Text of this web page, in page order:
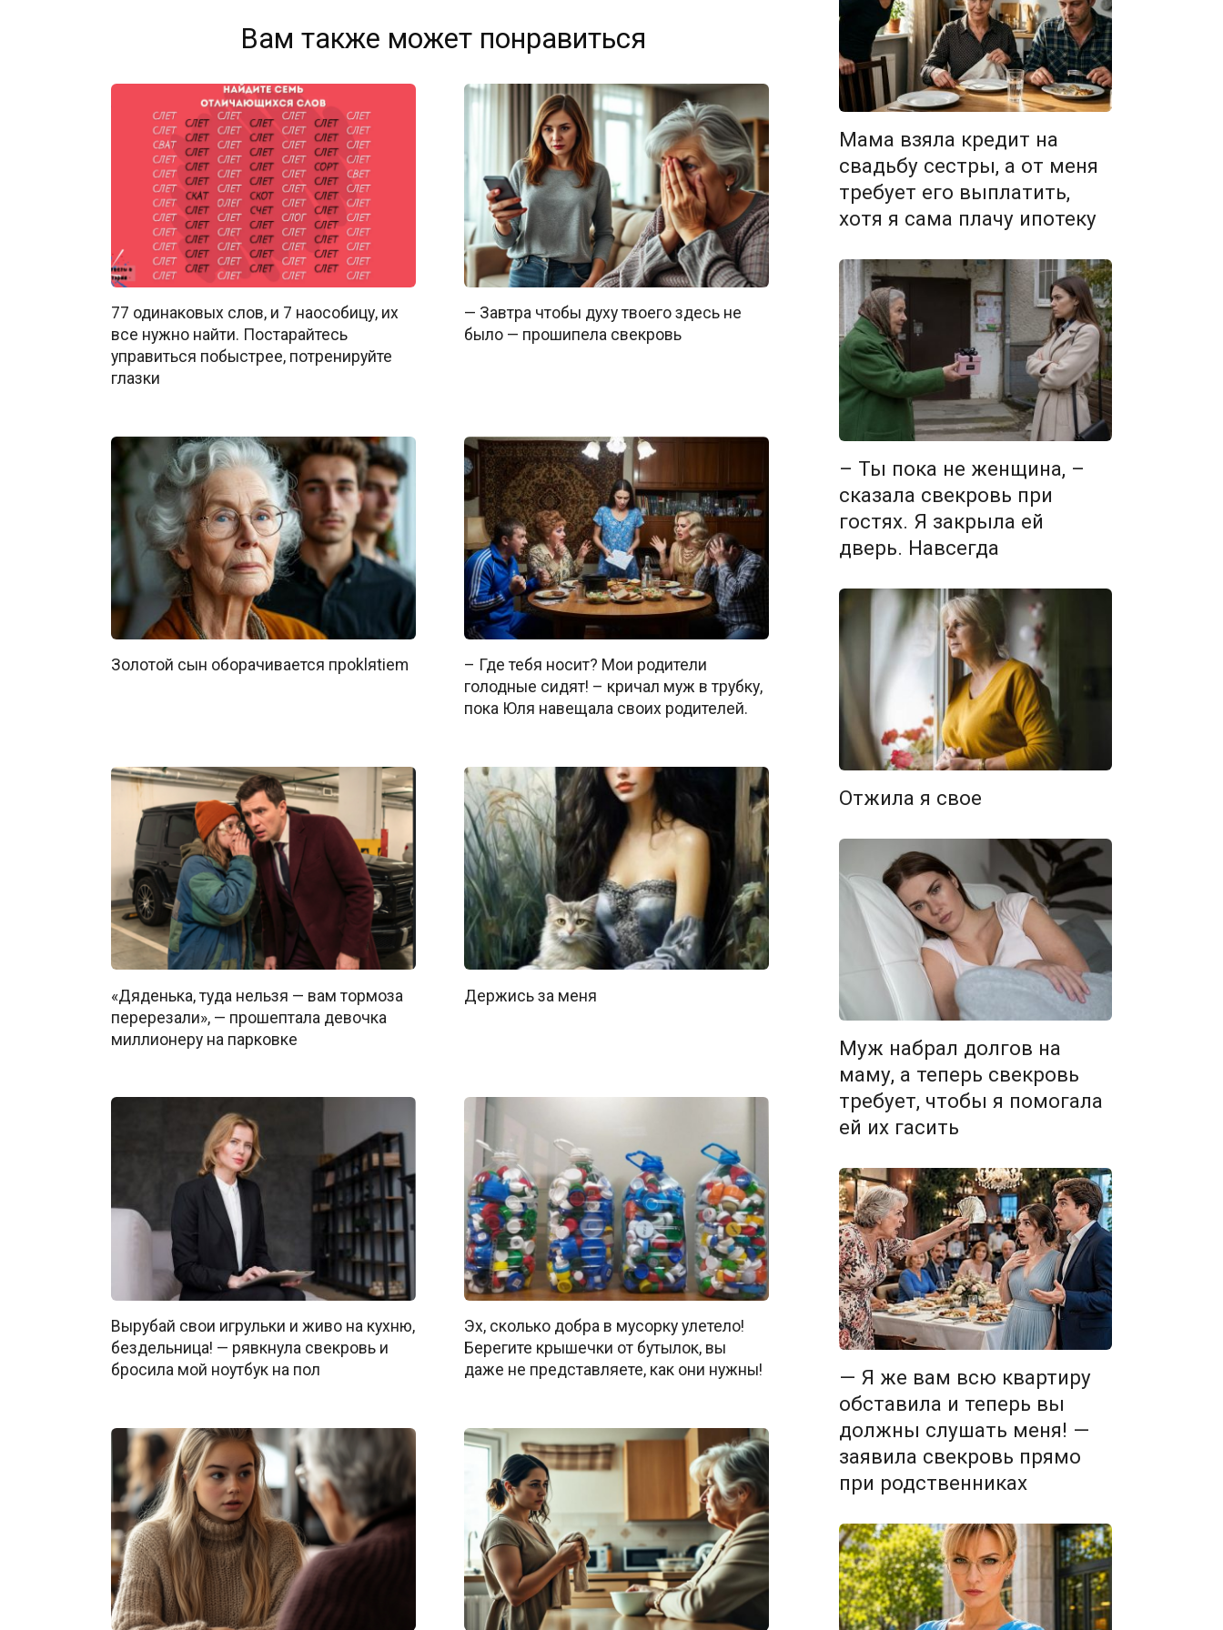
Вам также может понравиться
77 одинаковых слов, и 7 наособицу, их
все нужно найти. Постарайтесь
управиться побыстрее, потренируйте
глазки
— Завтра чтобы духу твоего здесь не
было — прошипела свекровь
Золотой сын оборачивается проklяtiеm
– Где тебя носит? Мои родители
голодные сидят! – кричал муж в трубку,
пока Юля навещала своих родителей.
«Дяденька, туда нельзя — вам тормоза
перерезали», — прошептала девочка
миллионеру на парковке
Держись за меня
Вырубай свои игрульки и живо на кухню,
бездельница! — рявкнула свекровь и
бросила мой ноутбук на пол
Эх, сколько добра в мусорку улетело!
Берегите крышечки от бутылок, вы
даже не представляете, как они нужны!
Мама взяла кредит на
свадьбу сестры, а от меня
требует его выплатить,
хотя я сама плачу ипотеку
– Ты пока не женщина, –
сказала свекровь при
гостях. Я закрыла ей
дверь. Навсегда
Отжила я свое
Муж набрал долгов на
маму, а теперь свекровь
требует, чтобы я помогала
ей их гасить
— Я же вам всю квартиру
обставила и теперь вы
должны слушать меня! —
заявила свекровь прямо
при родственниках